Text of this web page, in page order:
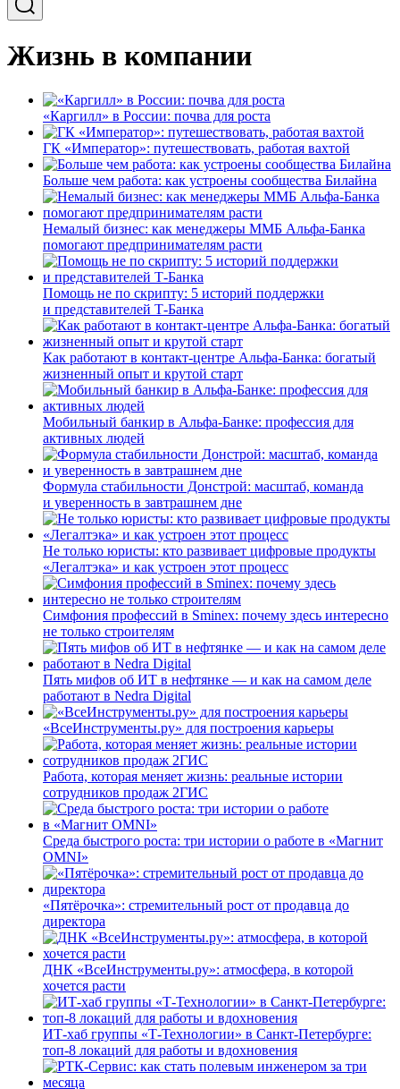
Жизнь в компании
«Каргилл» в России: почва для роста
ГК «Император»: путешествовать, работая вахтой
Больше чем работа: как устроены сообщества Билайна
Немалый бизнес: как менеджеры ММБ Альфа-Банка
помогают предпринимателям расти
Помощь не по скрипту: 5 историй поддержки
и представителей Т-Банка
Как работают в контакт-центре Альфа-Банка: богатый
жизненный опыт и крутой старт
Мобильный банкир в Альфа-Банке: профессия для
активных людей
Формула стабильности Донстрой: масштаб, команда
и уверенность в завтрашнем дне
Не только юристы: кто развивает цифровые продукты
«Легалтэка» и как устроен этот процесс
Симфония профессий в Sminex: почему здесь интересно
не только строителям
Пять мифов об ИТ в нефтянке — и как на самом деле
работают в Nedra Digital
«ВсеИнструменты.ру» для построения карьеры
Работа, которая меняет жизнь: реальные истории
сотрудников продаж 2ГИС
Среда быстрого роста: три истории о работе в «Магнит
OMNI»
«Пятёрочка»: стремительный рост от продавца до
директора
ДНК «ВсеИнструменты.ру»: атмосфера, в которой
хочется расти
ИТ-хаб группы «Т-Технологии» в Санкт-Петербурге:
топ-8 локаций для работы и вдохновения